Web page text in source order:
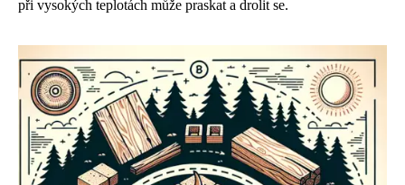
při vysokých teplotách může praskat a drolit se.